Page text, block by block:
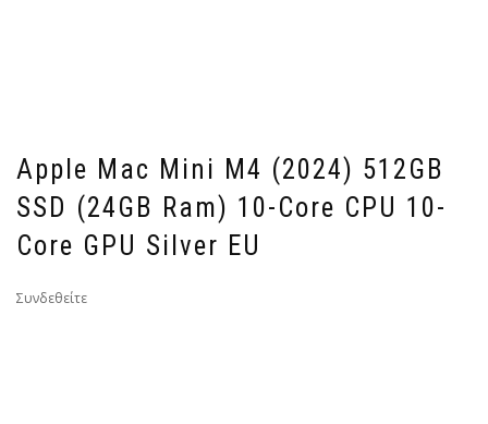
Apple Mac Mini M4 (2024) 512GB
SSD (24GB Ram) 10-Core CPU 10-
Core GPU Silver EU
Συνδεθείτε